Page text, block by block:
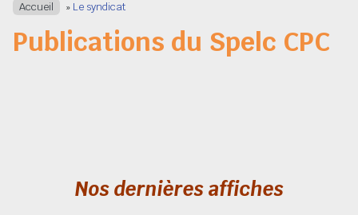
Accueil » Le syndicat
Publications du Spelc CPC
Nos dernières affiches